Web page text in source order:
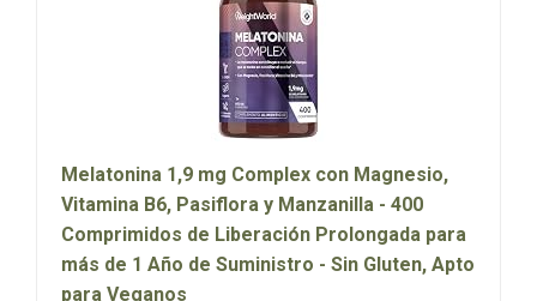
Melatonina 1,9 mg Complex con Magnesio,
Vitamina B6, Pasiflora y Manzanilla - 400
Comprimidos de Liberación Prolongada para
más de 1 Año de Suministro - Sin Gluten, Apto
para Veganos